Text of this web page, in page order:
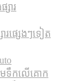
សារ
រផ្សេងៗទៀត
មទឹកលើគោក